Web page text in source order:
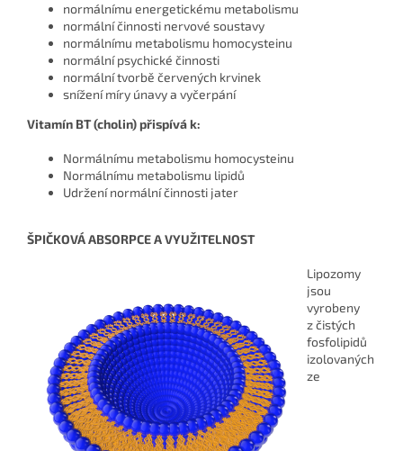
normálnímu energetickému metabolismu
normální činnosti nervové soustavy
normálnímu metabolismu homocysteinu
normální psychické činnosti
normální tvorbě červených krvinek
snížení míry únavy a vyčerpání
Vitamín BT (cholin) přispívá k:
Normálnímu metabolismu homocysteinu
Normálnímu metabolismu lipidů
Udržení normální činnosti jater
ŠPIČKOVÁ ABSORPCE A VYUŽITELNOST
Lipozomy
jsou
vyrobeny
z čistých
fosfolipidů
izolovaných
ze